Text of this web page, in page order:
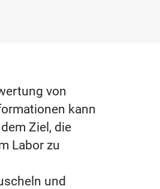
von
kann
Ziel, die
Labor zu
und